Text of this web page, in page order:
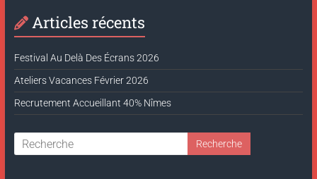
Articles récents
Festival Au Delà Des Écrans 2026
Ateliers Vacances Février 2026
Recrutement Accueillant 40% Nîmes